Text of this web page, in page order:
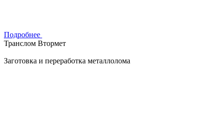
Подробнее
Транслом Втормет
Заготовка и переработка металлолома